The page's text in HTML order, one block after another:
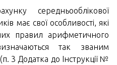
середньооблікової
має свої особливості, які
правил арифметичного
так званим
3 Додатка до Інструкції №